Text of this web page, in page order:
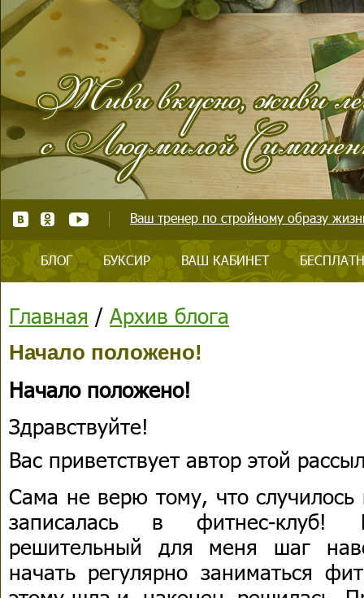
Ваш тренер по стройному образу
БЛОГ БУКСИР ВАШ КАБИНЕТ
Главная / Архив блога
Начало положено!
Начало положено!
Здравствуйте!
Вас приветствует автор этой
Сама не верю тому, что
записалась в фитнес-
решительный для меня шаг
начать регулярно заниматься